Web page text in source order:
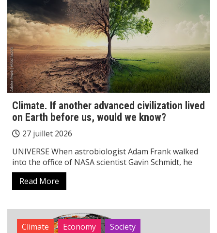
Climate. If another advanced civilization lived
on Earth before us, would we know?
27 juillet 2026
UNIVERSE When astrobiologist Adam Frank walked
into the office of NASA scientist Gavin Schmidt, he
Read More
Climate Economy Society